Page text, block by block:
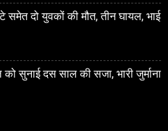
दो युवकों की मौत, तीन घायल, भाई
सुनाई दस साल की सजा, भारी जुर्माना